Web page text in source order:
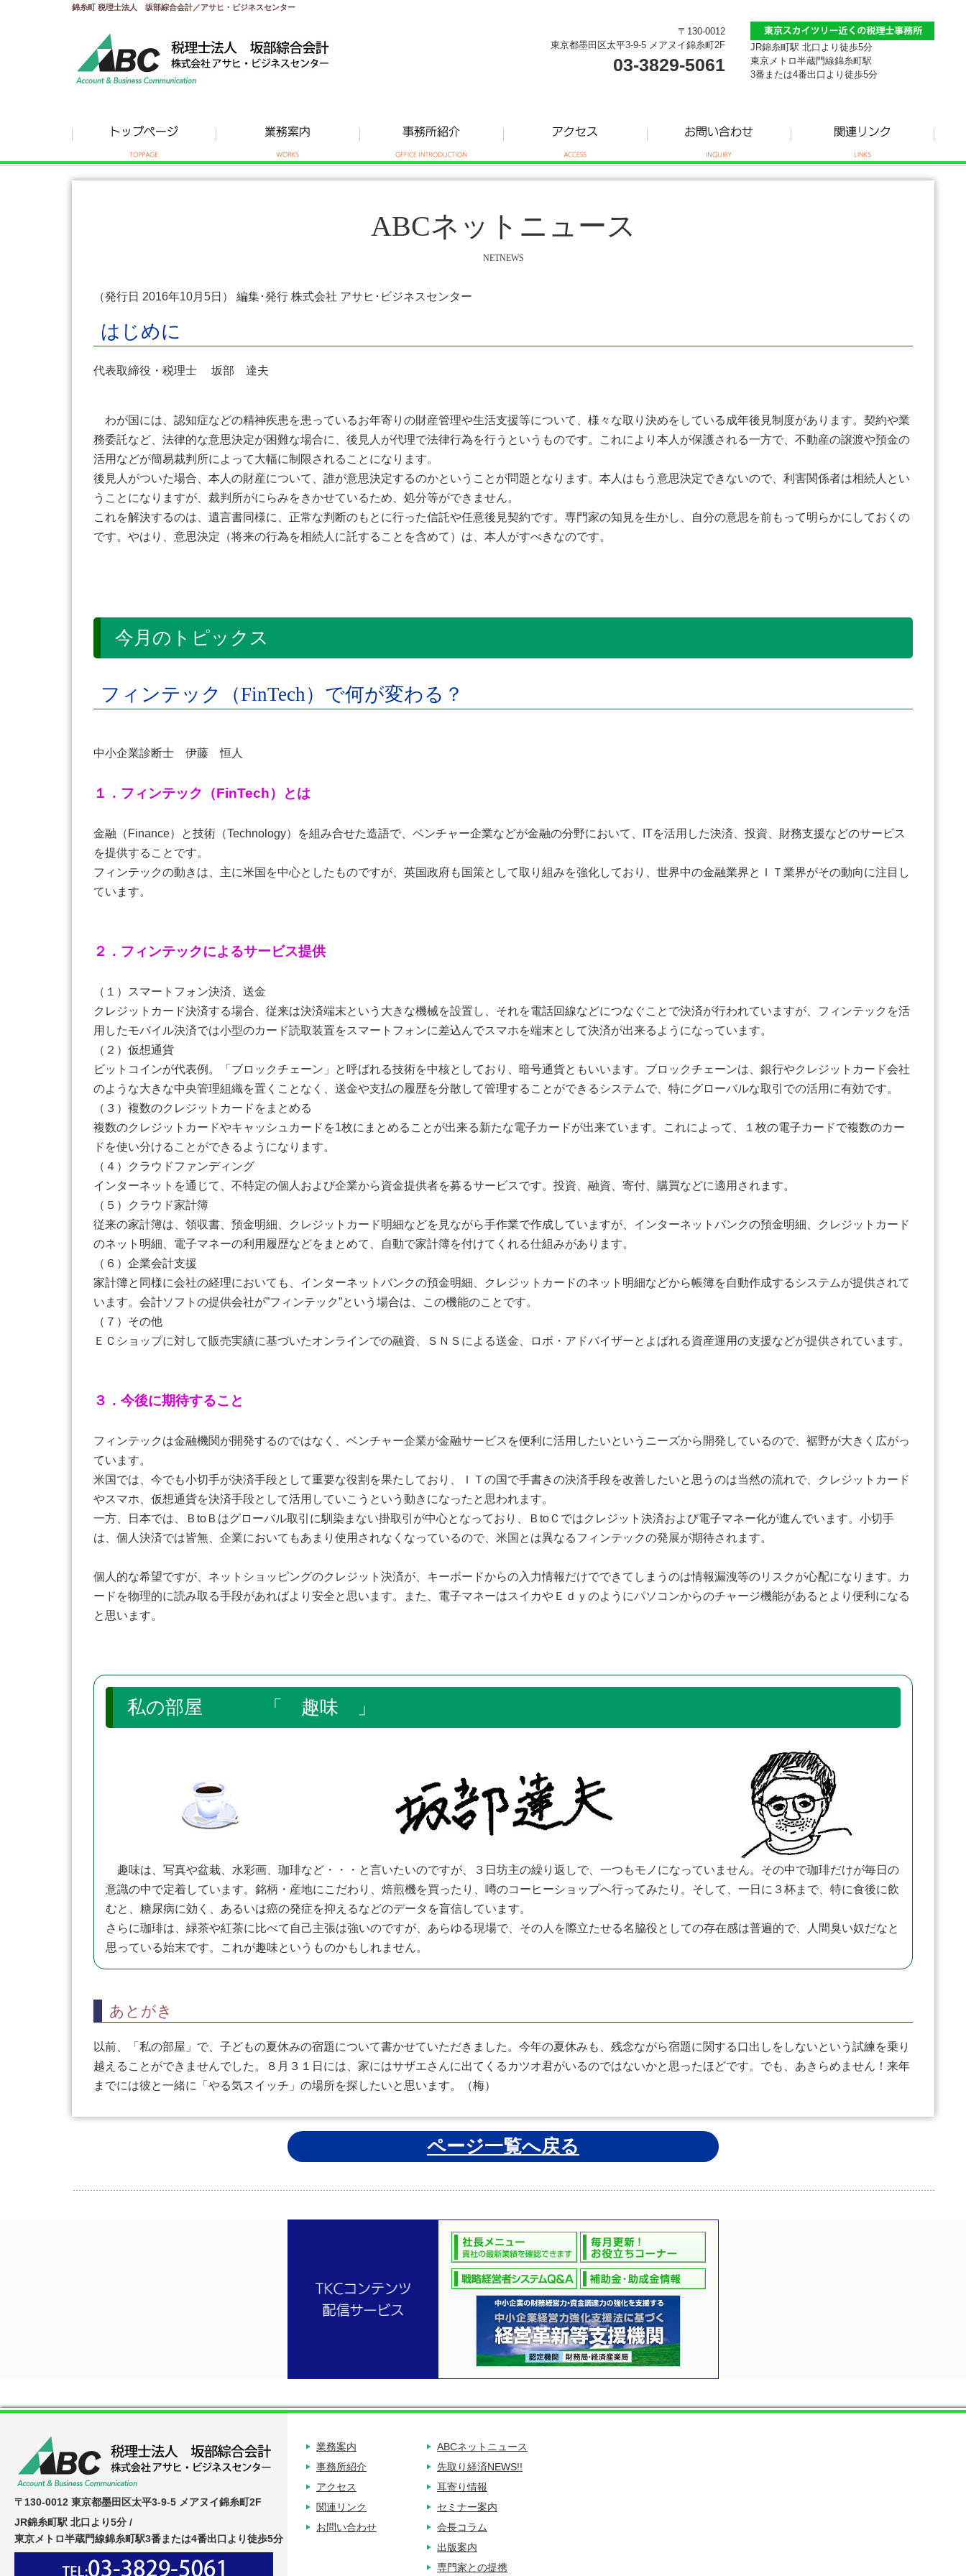
錦糸町 税理士法人 坂部綜合会計／アサヒ・ビジネスセンター
〒130-0012
東京都墨田区太平3-9-5 メアヌイ錦糸町2F
03-3829-5061
JR錦糸町駅 北口より徒歩5分
東京メトロ半蔵門線錦糸町駅
3番または4番出口より徒歩5分
ABCネットニュース
NETNEWS
（発行日 2016年10月5日） 編集･発行 株式会社 アサヒ･ビジネスセンター
はじめに
代表取締役・税理士 坂部 達夫
わが国には、認知症などの精神疾患を患っているお年寄りの財産管理や生活支援等について、様々な取り決めをしている成年後見制度があります。契約や業
務委託など、法律的な意思決定が困難な場合に、後見人が代理で法律行為を行うというものです。これにより本人が保護される一方で、不動産の譲渡や預金の
活用などが簡易裁判所によって大幅に制限されることになります。
後見人がついた場合、本人の財産について、誰が意思決定するのかということが問題となります。本人はもう意思決定できないので、利害関係者は相続人とい
うことになりますが、裁判所がにらみをきかせているため、処分等ができません。
これを解決するのは、遺言書同様に、正常な判断のもとに行った信託や任意後見契約です。専門家の知見を生かし、自分の意思を前もって明らかにしておくの
です。やはり、意思決定（将来の行為を相続人に託することを含めて）は、本人がすべきなのです。
今月のトピックス
フィンテック（FinTech）で何が変わる？
中小企業診断士 伊藤 恒人
１．フィンテック（FinTech）とは
金融（Finance）と技術（Technology）を組み合せた造語で、ベンチャー企業などが金融の分野において、ITを活用した決済、投資、財務支援などのサービス
を提供することです。
フィンテックの動きは、主に米国を中心としたものですが、英国政府も国策として取り組みを強化しており、世界中の金融業界とＩＴ業界がその動向に注目し
ています。
２．フィンテックによるサービス提供
（１）スマートフォン決済、送金
クレジットカード決済する場合、従来は決済端末という大きな機械を設置し、それを電話回線などにつなぐことで決済が行われていますが、フィンテックを活
用したモバイル決済では小型のカード読取装置をスマートフォンに差込んでスマホを端末として決済が出来るようになっています。
（２）仮想通貨
ビットコインが代表例。「ブロックチェーン」と呼ばれる技術を中核としており、暗号通貨ともいいます。ブロックチェーンは、銀行やクレジットカード会社
のような大きな中央管理組織を置くことなく、送金や支払の履歴を分散して管理することができるシステムで、特にグローバルな取引での活用に有効です。
（３）複数のクレジットカードをまとめる
複数のクレジットカードやキャッシュカードを1枚にまとめることが出来る新たな電子カードが出来ています。これによって、１枚の電子カードで複数のカー
ドを使い分けることができるようになります。
（４）クラウドファンディング
インターネットを通じて、不特定の個人および企業から資金提供者を募るサービスです。投資、融資、寄付、購買などに適用されます。
（５）クラウド家計簿
従来の家計簿は、領収書、預金明細、クレジットカード明細などを見ながら手作業で作成していますが、インターネットバンクの預金明細、クレジットカード
のネット明細、電子マネーの利用履歴などをまとめて、自動で家計簿を付けてくれる仕組みがあります。
（６）企業会計支援
家計簿と同様に会社の経理においても、インターネットバンクの預金明細、クレジットカードのネット明細などから帳簿を自動作成するシステムが提供されて
います。会計ソフトの提供会社が”フィンテック”という場合は、この機能のことです。
（７）その他
ＥＣショップに対して販売実績に基づいたオンラインでの融資、ＳＮＳによる送金、ロボ・アドバイザーとよばれる資産運用の支援などが提供されています。
３．今後に期待すること
フィンテックは金融機関が開発するのではなく、ベンチャー企業が金融サービスを便利に活用したいというニーズから開発しているので、裾野が大きく広がっ
ています。
米国では、今でも小切手が決済手段として重要な役割を果たしており、ＩＴの国で手書きの決済手段を改善したいと思うのは当然の流れで、クレジットカード
やスマホ、仮想通貨を決済手段として活用していこうという動きになったと思われます。
一方、日本では、ＢtoＢはグローバル取引に馴染まない掛取引が中心となっており、ＢtoＣではクレジット決済および電子マネー化が進んでいます。小切手
は、個人決済では皆無、企業においてもあまり使用されなくなっているので、米国とは異なるフィンテックの発展が期待されます。
個人的な希望ですが、ネットショッピングのクレジット決済が、キーボードからの入力情報だけでできてしまうのは情報漏洩等のリスクが心配になります。カ
ードを物理的に読み取る手段があればより安全と思います。また、電子マネーはスイカやＥｄｙのようにパソコンからのチャージ機能があるとより便利になる
と思います。
私の部屋 「 趣味 」
趣味は、写真や盆栽、水彩画、珈琲など・・・と言いたいのですが、３日坊主の繰り返しで、一つもモノになっていません。その中で珈琲だけが毎日の
意識の中で定着しています。銘柄・産地にこだわり、焙煎機を買ったり、噂のコーヒーショップへ行ってみたり。そして、一日に３杯まで、特に食後に飲
むと、糖尿病に効く、あるいは癌の発症を抑えるなどのデータを盲信しています。
さらに珈琲は、緑茶や紅茶に比べて自己主張は強いのですが、あらゆる現場で、その人を際立たせる名脇役としての存在感は普遍的で、人間臭い奴だなと
思っている始末です。これが趣味というものかもしれません。
あとがき
以前、「私の部屋」で、子どもの夏休みの宿題について書かせていただきました。今年の夏休みも、残念ながら宿題に関する口出しをしないという試練を乗り
越えることができませんでした。８月３１日には、家にはサザエさんに出てくるカツオ君がいるのではないかと思ったほどです。でも、あきらめません！来年
までには彼と一緒に「やる気スイッチ」の場所を探したいと思います。（梅）
ページ一覧へ戻る
〒130-0012 東京都墨田区太平3-9-5 メアヌイ錦糸町2F
JR錦糸町駅 北口より5分 /
東京メトロ半蔵門線錦糸町駅3番または4番出口より徒歩5分
業務案内
事務所紹介
アクセス
関連リンク
お問い合わせ
ABCネットニュース
先取り経済NEWS!!
耳寄り情報
セミナー案内
会長コラム
出版案内
専門家との提携